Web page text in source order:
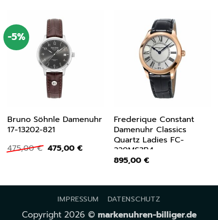
-5%
Bruno Söhnle Damenuhr
17-13202-821
475,00€ Ursprünglicher
Preis
475,00 €Aktueller
Frederique Constant
Damenuhr Classics
Quartz Ladies FC-
220MS3B4
895,00 €
IMPRESSUM DATENSCHUTZ
Copyright 2026 © markenuhren-billiger.de